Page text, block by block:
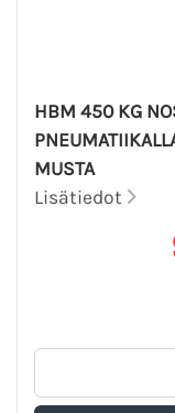
HBM 450 KG
MUSTA
Lisätiedot